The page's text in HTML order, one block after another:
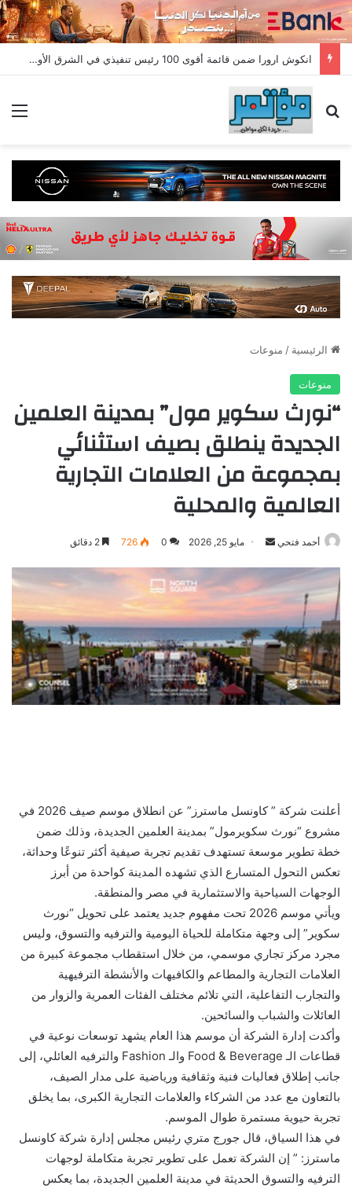
انكوش ارورا ضمن قائمة أقوى 100 رئيس تنفيذي في الشرق الأوسط لعام 2026 في قائمة فوربس الشرق الأوسط”
بحث عن
الرئيسية / منوعات
منوعات
“نورث سكوير مول” بمدينة العلمين
الجديدة ينطلق بصيف استثنائي
بمجموعة من العلامات التجارية
العالمية والمحلية
أحمد فتحي
أرسل
إلكترونيا
مايو 25, 2026 0
726
أعلنت شركة ” كاونسل ماسترز” عن انطلاق موسم صيف 2026 في
مشروع “نورث سكويرمول” بمدينة العلمين الجديدة، وذلك ضمن
خطة تطوير موسعة تستهدف تقديم تجربة صيفية أكثر تنوعًا وحداثة،
تعكس التحول المتسارع الذي تشهده المدينة كواحدة من أبرز
الوجهات السياحية والاستثمارية في مصر والمنطقة.
ويأتي موسم 2026 تحت مفهوم جديد يعتمد على تحويل “نورث
سكوير” إلى وجهة متكاملة للحياة اليومية والترفيه والتسوق، وليس
مجرد مركز تجاري موسمي، من خلال استقطاب مجموعة كبيرة من
العلامات التجارية والمطاعم والكافيهات والأنشطة الترفيهية
والتجارب التفاعلية، التي تلائم مختلف الفئات العمرية والزوار من
العائلات والشباب والسائحين.
وأكدت إدارة الشركة أن موسم هذا العام يشهد توسعات نوعية في
قطاعات الـ Food & Beverage والـ Fashion والترفيه العائلي، إلى
جانب إطلاق فعاليات فنية وثقافية ورياضية على مدار الصيف،
بالتعاون مع عدد من الشركاء والعلامات التجارية الكبرى، بما يخلق
تجربة حيوية مستمرة طوال الموسم.
في هذا السياق، قال جورج متري رئيس مجلس إدارة شركة كاونسل
ماسترز: ” إن الشركة تعمل على تطوير تجربة متكاملة لوجهات
الترفيه والتسوق الحديثة في مدينة العلمين الجديدة، بما يعكس